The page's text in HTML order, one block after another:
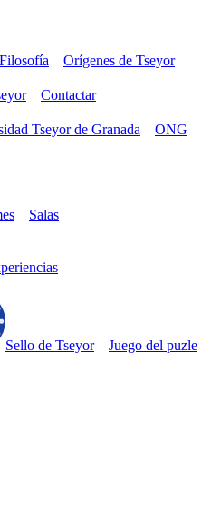
Orígenes de Tseyor
Contactar
Tseyor de Granada
ONG
Salas
Sello de Tseyor
Juego del puzle